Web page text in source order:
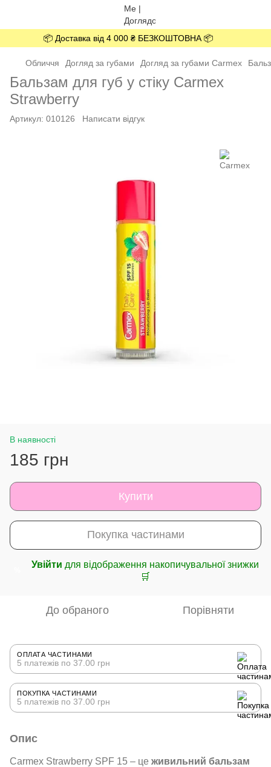
📦 Доставка від 4 000 ₴ БЕЗКОШТОВНА 📦
Обличчя Догляд за губами Догляд за губами Carmex
Бальзам для губ у стіку Carmex
Strawberry
Артикул: 010126 Написати відгук
В наявності
185 грн
Купити
Покупка частинами
Увійти для відображення накопичувальної знижки
🛒
До обраного Порівняти
ОПЛАТА ЧАСТИНАМИ
5 платежів по 37.00 грн
ПОКУПКА ЧАСТИНАМИ
5 платежів по 37.00 грн
Опис
Carmex Strawberry SPF 15 – це живильний бальзам